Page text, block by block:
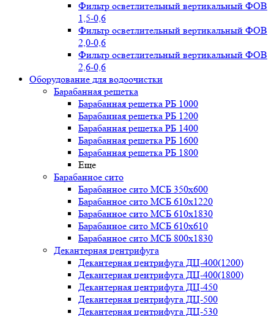
Фильтр осветлительный вертикальный ФОВ
1,5-0,6
Фильтр осветлительный вертикальный ФОВ
2,0-0,6
Фильтр осветлительный вертикальный ФОВ
2,6-0,6
Оборудование для водоочистки
Барабанная решетка
Барабанная решетка РБ 1000
Барабанная решетка РБ 1200
Барабанная решетка РБ 1400
Барабанная решетка РБ 1600
Барабанная решетка РБ 1800
Еще
Барабанное сито
Барабанное сито МСБ 350x600
Барабанное сито МСБ 610x1220
Барабанное сито МСБ 610x1830
Барабанное сито МСБ 610x610
Барабанное сито МСБ 800x1830
Декантерная центрифуга
Декантерная центрифуга ДЦ-400(1200)
Декантерная центрифуга ДЦ-400(1800)
Декантерная центрифуга ДЦ-450
Декантерная центрифуга ДЦ-500
Декантерная центрифуга ДЦ-530